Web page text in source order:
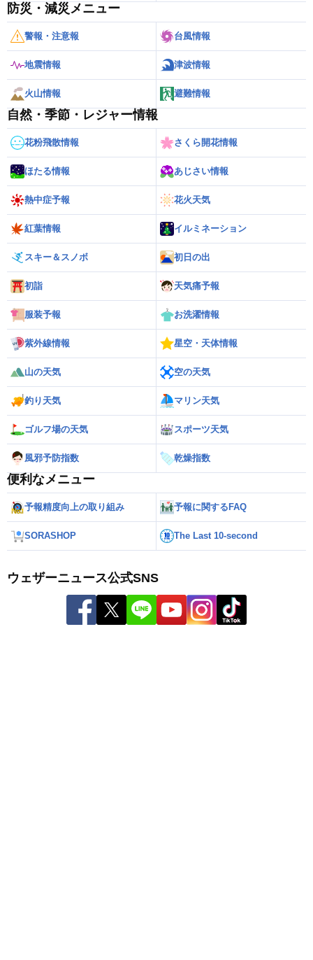
防災・減災メニュー
警報・注意報 台風情報
地震情報 津波情報
火山情報 避難情報
自然・季節・レジャー情報
花粉飛散情報 さくら開花情報
ほたる情報 あじさい情報
熱中症予報 花火天気
紅葉情報 イルミネーション
スキー＆スノボ 初日の出
初詣 天気痛予報
服装予報 お洗濯情報
紫外線情報 星空・天体情報
山の天気 空の天気
釣り天気 マリン天気
ゴルフ場の天気 スポーツ天気
風邪予防指数 乾燥指数
便利なメニュー
予報精度向上の取り組み 予報に関するFAQ
SORASHOP The Last 10-second
ウェザーニュース公式SNS